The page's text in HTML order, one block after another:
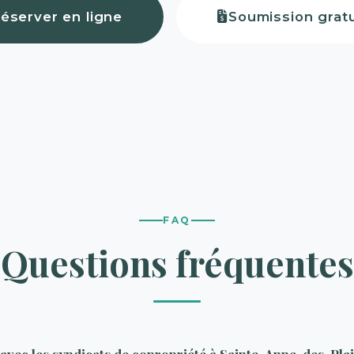
en ligne Soumission
FAQ
Questions fréquentes